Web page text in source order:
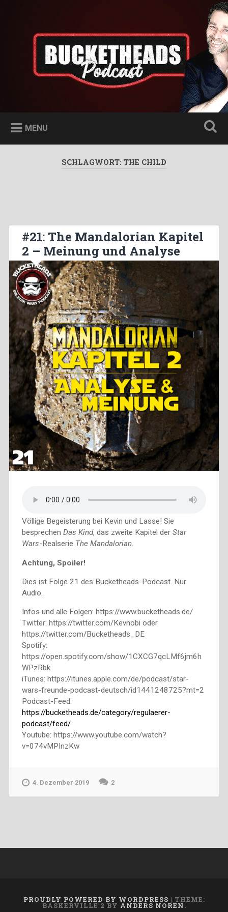
MENU
SCHLAGWORT: THE CHILD
#21: The Mandalorian Kapitel
2 – Meinung und Analyse
Völlige Begeisterung bei Kevin und Lasse! Sie
besprechen Das Kind, das zweite Kapitel der Star
Wars-Realserie The Mandalorian.
Achtung, Spoiler!
Dies ist Folge 21 des Bucketheads-Podcast. Nur
Audio.
Infos und alle Folgen: https://www.bucketheads.de/
Twitter: https://twitter.com/Kevnobi oder
https://twitter.com/Bucketheads_DE
Spotify:
https://open.spotify.com/show/1CXCG7qcLMf6jm6h
WPzRbk
iTunes: https://itunes.apple.com/de/podcast/star-
wars-freunde-podcast-deutsch/id1441248725?mt=2
Podcast-Feed:
https://bucketheads.de/category/regulaerer-
podcast/feed/
Youtube: https://www.youtube.com/watch?
v=074vMPInzKw
4. Dezember 2019 2
PROUDLY POWERED BY WORDPRESS | THEME:
BASKERVILLE 2 BY ANDERS NOREN.